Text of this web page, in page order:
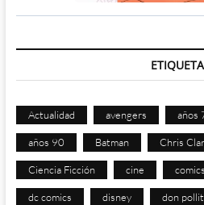
Actualidad avengers años
años 90 Batman Chris
Ciencia Ficción cine comics
dc comics disney don